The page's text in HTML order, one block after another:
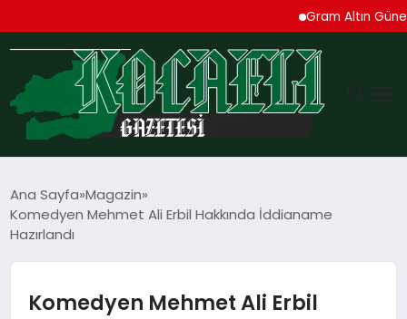
Gram Altın Güne
TEKNOLOJI
Ana Sayfa Magazin
Komedyen Mehmet Ali Erbil Hakkında İddianame
Hazırlandı
Komedyen Mehmet Ali Erbil